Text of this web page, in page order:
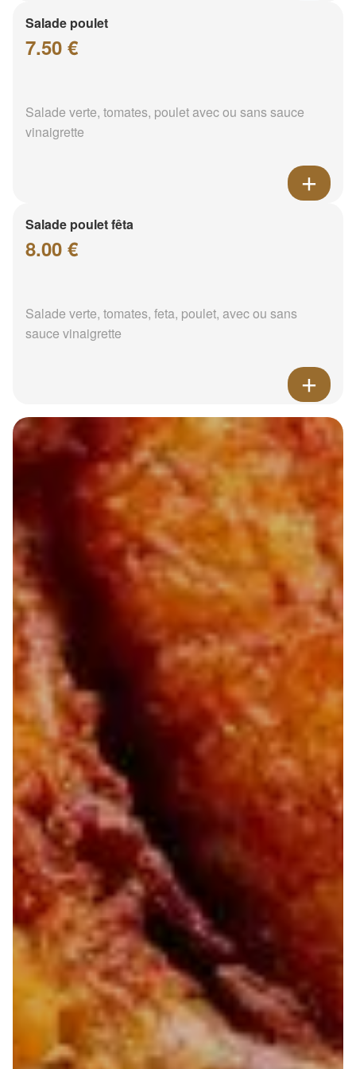
Salade poulet
7.50 €
Salade verte, tomates, poulet avec ou sans sauce
vinaigrette
Salade poulet fêta
8.00 €
Salade verte, tomates, feta, poulet, avec ou sans
sauce vinaigrette